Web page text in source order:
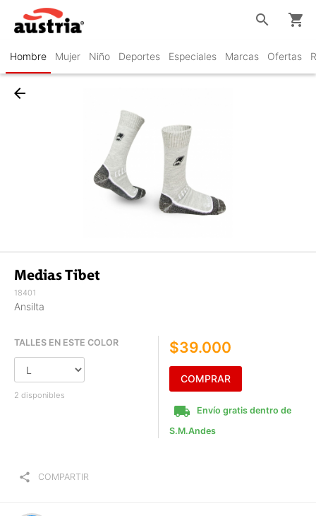
Hombre Mujer Niño Deportes Especiales Marcas Ofertas
search shopping_cart
arrow_back
Medias Tibet
18401
Ansilta
TALLES EN ESTE COLOR
2 disponibles
$39.000
COMPRAR
local_shipping
Envío gratis dentro de
S.M.Andes
share COMPARTIR